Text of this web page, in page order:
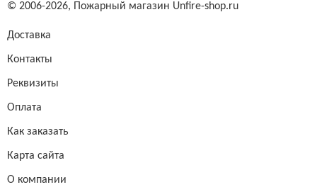
© 2006-2026, Пожарный магазин Unfire-shop.ru
Доставка
Контакты
Реквизиты
Оплата
Как заказать
Карта сайта
О компании